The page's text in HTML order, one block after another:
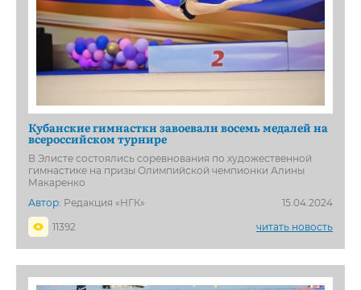
Кубанские гимнастки завоевали восемь медалей на
всероссийском турнире
В Элисте состоялись соревнования по художественной
гимнастике на призы Олимпийской чемпионки Алины
Макаренко
Автор: Редакция «НГК»
15.04.2024
11392
читать новость